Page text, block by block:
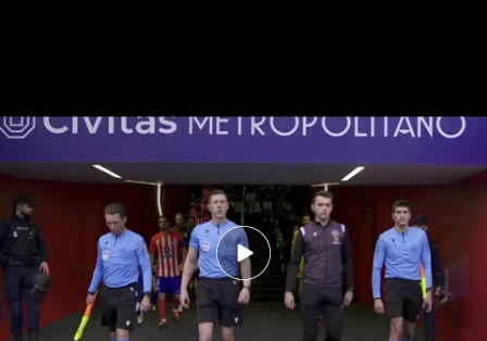
Atlético de Madrid - Real Betis:
resumen, goles y análisis del partido
Atlético 2-1 Betis: Resumen del partido
Pepe Jiménez
03 MAR 2024 - 13:25h.